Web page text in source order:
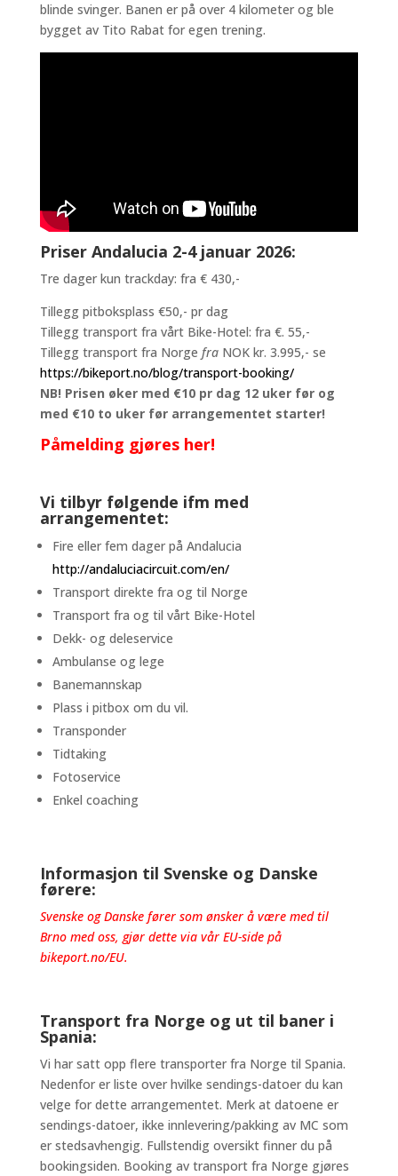
blinde svinger. Banen er på over 4 kilometer og ble
bygget av Tito Rabat for egen trening.
Priser Andalucia 2-4 januar 2026:
Tre dager kun trackday: fra € 430,-
Tillegg pitboksplass €50,- pr dag
Tillegg transport fra vårt Bike-Hotel: fra €. 55,-
Tillegg transport fra Norge fraNOK kr. 3.995,- se
https://bikeport.no/blog/transport-booking/
NB! Prisen øker med €10 pr dag 12 uker før og
med €10 to uker før arrangementet starter!
Påmelding gjøres her!
Vi tilbyr følgende ifm med
arrangementet:
Fire eller fem dager på Andalucia
http://andaluciacircuit.com/en/
Transport direkte fra og til Norge
Transport fra og til vårt Bike-Hotel
Dekk- og deleservice
Ambulanse og lege
Banemannskap
Plass i pitbox om du vil.
Transponder
Tidtaking
Fotoservice
Enkel coaching
Informasjon til Svenske og Danske
førere:
Svenske og Danske fører som ønsker å være med til
Brno med oss, gjør dette via vår EU-side på
bikeport.no/EU.
Transport fra Norge og ut til baner i
Spania:
Vi har satt opp flere transporter fra Norge til Spania.
Nedenfor er liste over hvilke sendings-datoer du kan
velge for dette arrangementet. Merk at datoene er
sendings-datoer, ikke innlevering/pakking av MC som
er stedsavhengig. Fullstendig oversikt finner du på
bookingsiden. Booking av transport fra Norge gjøres